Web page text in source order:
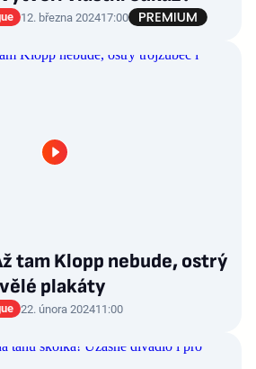
12. března 202417:00
tam Klopp nebude, ostrý
plakáty
22. února 202411:00